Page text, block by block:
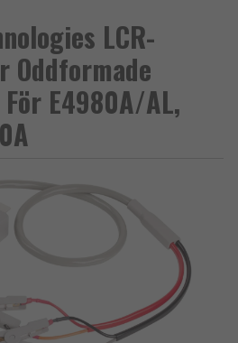
LCR-
E4980A/AL,